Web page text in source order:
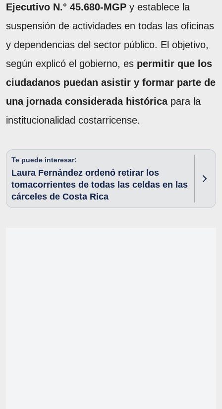
Ejecutivo N.° 45.680-MGP y establece la
suspensión de actividades en todas las oficinas
y dependencias del sector público. El objetivo,
según explicó el gobierno, es permitir que los
ciudadanos puedan asistir y formar parte de
una jornada considerada histórica para la
institucionalidad costarricense.
Te puede interesar:
Laura Fernández ordenó retirar los
tomacorrientes de todas las celdas en las
cárceles de Costa Rica